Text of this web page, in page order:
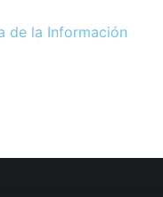
de la Información